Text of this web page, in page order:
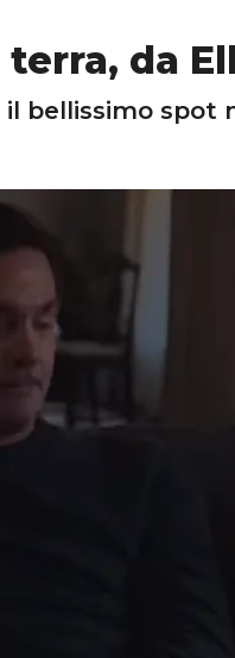
terra, da
il bellissimo spot